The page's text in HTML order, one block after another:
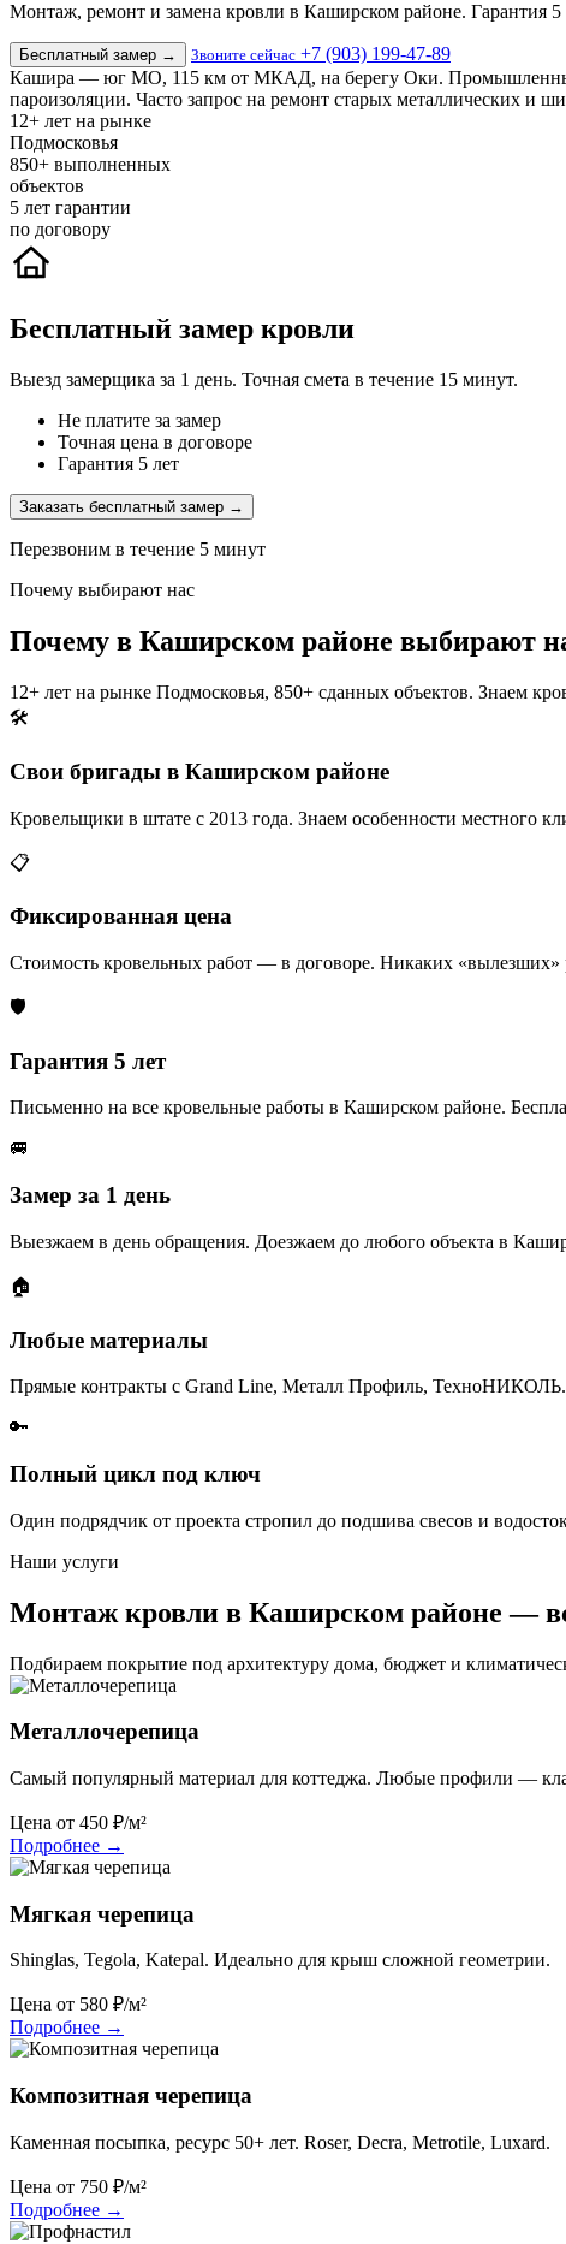
Монтаж, ремонт и замена кровли в Каширском районе. Гарантия
Бесплатный замер → Звоните сейчас +7 (903) 199-47-89
Кашира — юг МО, 115 км от МКАД, на берегу Оки. Промышленный
пароизоляции. Часто запрос на ремонт старых металлических и
12+ лет на рынке
Подмосковья
850+ выполненных
объектов
5 лет гарантии
по договору
Бесплатный замер кровли
Выезд замерщика за 1 день. Точная смета в течение 15 минут.
Не платите за замер
Точная цена в договоре
Гарантия 5 лет
Заказать бесплатный замер →
Перезвоним в течение 5 минут
Почему выбирают нас
Почему в Каширском районе выбирают
12+ лет на рынке Подмосковья, 850+ сданных объектов. Знаем
🛠️
Свои бригады в Каширском районе
Кровельщики в штате с 2013 года. Знаем особенности местного
📋
Фиксированная цена
Стоимость кровельных работ — в договоре. Никаких «вылезших»
🛡️
Гарантия 5 лет
Письменно на все кровельные работы в Каширском районе.
🚐
Замер за 1 день
Выезжаем в день обращения. Доезжаем до любого объекта в
🏠
Любые материалы
Прямые контракты с Grand Line, Металл Профиль,
🔑
Полный цикл под ключ
Один подрядчик от проекта стропил до подшива свесов и
Наши услуги
Монтаж кровли в Каширском районе —
Подбираем покрытие под архитектуру дома, бюджет и
Металлочерепица
Самый популярный материал для коттеджа. Любые профили —
Цена от 450 ₽/м²
Подробнее →
Мягкая черепица
Shinglas, Tegola, Katepal. Идеально для крыш сложной геометрии.
Цена от 580 ₽/м²
Подробнее →
Композитная черепица
Каменная посыпка, ресурс 50+ лет. Roser, Decra, Metrotile, Luxard.
Цена от 750 ₽/м²
Подробнее →